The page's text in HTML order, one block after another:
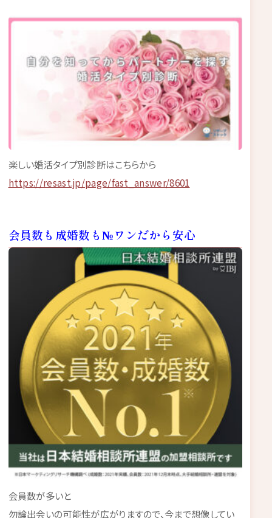
楽しい婚活タイプ別診断はこちらから
https://resast.jp/page/fast_answer/8601
会員数も成婚数も№ワンだから安心
会員数が多いと
勿論出会いの可能性が広がりますので、今まで想像してい